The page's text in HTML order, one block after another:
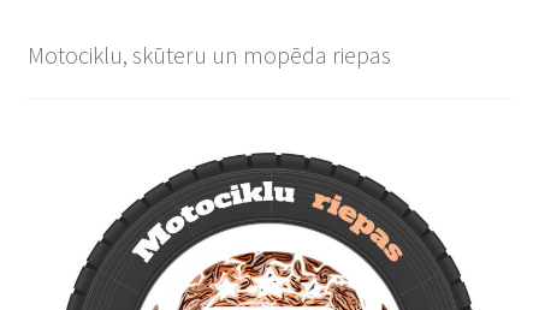
Motociklu, skūteru un mopēda riepas